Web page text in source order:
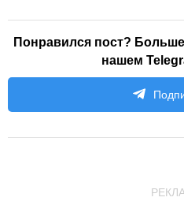
Понравился пост?
нашем